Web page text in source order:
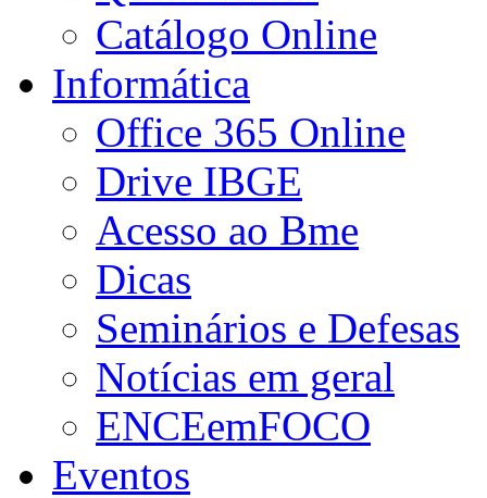
Catálogo Online
Informática
Office 365 Online
Drive IBGE
Acesso ao Bme
Dicas
Seminários e Defesas
Notícias em geral
ENCEemFOCO
Eventos